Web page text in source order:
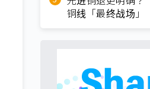
铜线「最终战场」